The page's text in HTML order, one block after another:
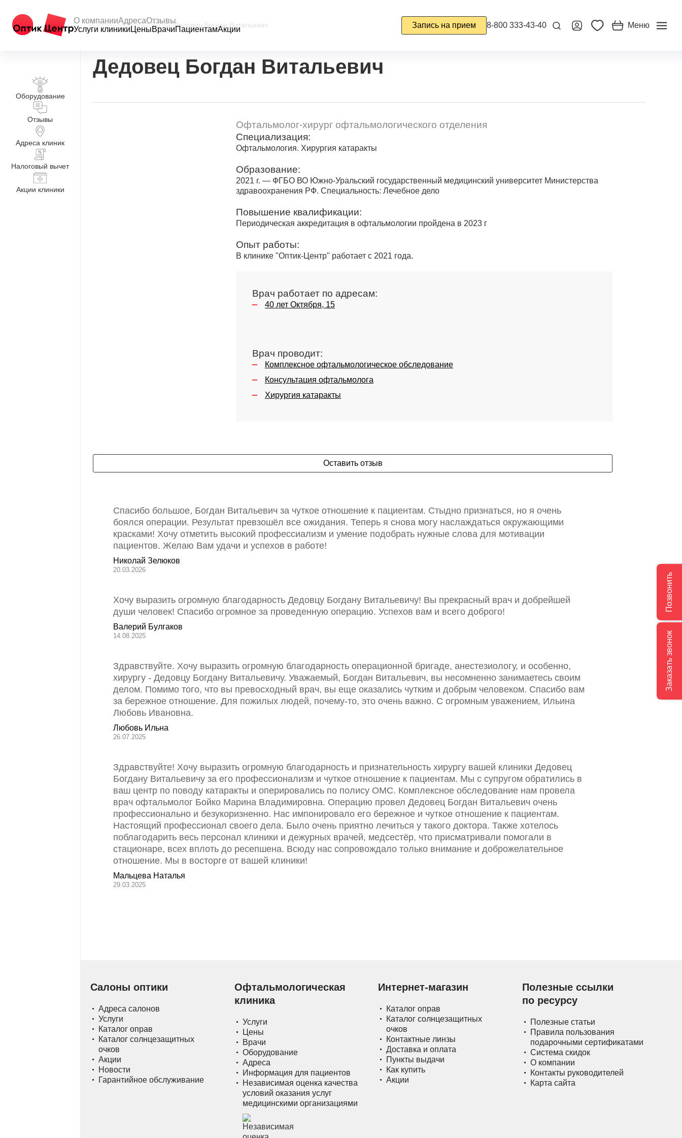
О компанииАдресаОтзывы
Услуги клиники ЦеныВрачиПациентамАкции Запись на прием 8-800 333-43-40 Меню
Оборудование
Отзывы
Адреса клиник
Налоговый вычет
Акции клиники
Главная Клиника/Врачи/Дедовец Богдан Витальевич
Дедовец Богдан Витальевич
Офтальмолог-хирург офтальмологического отделения
Специализация:
Офтальмология. Хирургия катаракты
Образование:
2021 г. — ФГБО ВО Южно-Уральский государственный медицинский университет Министерства
здравоохранения РФ. Специальность: Лечебное дело
Повышение квалификации:
Периодическая аккредитация в офтальмологии пройдена в 2023 г
Опыт работы:
В клинике "Оптик-Центр" работает с 2021 года.
Врач работает по адресам:
40 лет Октября, 15
Врач проводит:
Комплексное офтальмологическое обследование
Консультация офтальмолога
Хирургия катаракты
Оставить отзыв
Спасибо большое, Богдан Витальевич за чуткое отношение к пациентам. Стыдно признаться, но я очень
боялся операции. Результат превзошёл все ожидания. Теперь я снова могу наслаждаться окружающими
красками! Хочу отметить высокий профессиализм и умение подобрать нужные слова для мотивации
пациентов. Желаю Вам удачи и успехов в работе!
Николай Зелюков
20.03.2026
Хочу выразить огромную благодарность Дедовцу Богдану Витальевичу! Вы прекрасный врач и добрейшей
души человек! Спасибо огромное за проведенную операцию. Успехов вам и всего доброго!
Валерий Булгаков
14.08.2025
Здравствуйте. Хочу выразить огромную благодарность операционной бригаде, анестезиологу, и особенно,
хирургу - Дедовцу Богдану Витальевичу. Уважаемый, Богдан Витальевич, вы несомненно занимаетесь своим
делом. Помимо того, что вы превосходный врач, вы еще оказались чутким и добрым человеком. Спасибо вам
за бережное отношение. Для пожилых людей, почему-то, это очень важно. С огромным уважением, Ильина
Любовь Ивановна.
Любовь Ильна
26.07.2025
Здравствуйте! Хочу выразить огромную благодарность и признательность хирургу вашей клиники Дедовец
Богдану Витальевичу за его профессионализм и чуткое отношение к пациентам. Мы с супругом обратились в
ваш центр по поводу катаракты и оперировались по полису ОМС. Комплексное обследование нам провела
врач офтальмолог Бойко Марина Владимировна. Операцию провел Дедовец Богдан Витальевич очень
профессионально и безукоризненно. Нас импонировало его бережное и чуткое отношение к пациентам.
Настоящий профессионал своего дела. Было очень приятно лечиться у такого доктора. Также хотелось
поблагодарить весь персонал клиники и дежурных врачей, медсестёр, что присматривали помогали в
стационаре, всех вплоть до ресепшена. Всюду нас сопровождало только внимание и доброжелательное
отношение. Мы в восторге от вашей клиники!
Мальцева Наталья
29.03.2025
Салоны оптики
Адреса салонов
Услуги
Каталог оправ
Каталог солнцезащитных
очков
Акции
Новости
Гарантийное обслуживание
Офтальмологическая
клиника
Услуги
Цены
Врачи
Оборудование
Адреса
Информация для пациентов
Независимая оценка качества
условий оказания услуг
медицинскими организациями
Интернет-магазин
Каталог оправ
Каталог солнцезащитных
очков
Контактные линзы
Доставка и оплата
Пункты выдачи
Как купить
Акции
Полезные ссылки
по ресурсу
Полезные статьи
Правила пользования
подарочными сертификатами
Система скидок
О компании
Контакты руководителей
Карта сайта
Заказать звонок
Позвонить